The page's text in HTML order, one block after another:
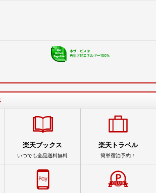
楽天ブックス
いつでも全品送料無料
楽天トラベル
簡単宿泊予約！